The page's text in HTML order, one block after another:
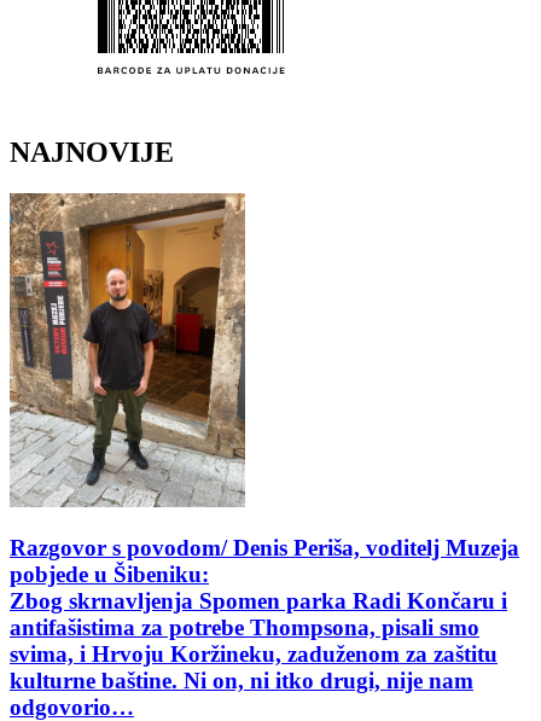
NAJNOVIJE
Razgovor s povodom/ Denis Periša, voditelj Muzeja
pobjede u Šibeniku:
Zbog skrnavljenja Spomen parka Radi Končaru i
antifašistima za potrebe Thompsona, pisali smo
svima, i Hrvoju Koržineku, zaduženom za zaštitu
kulturne baštine. Ni on, ni itko drugi, nije nam
odgovorio…